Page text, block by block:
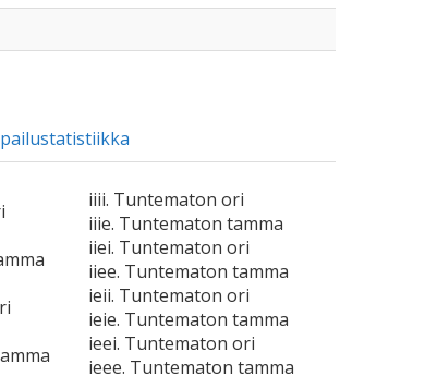
iiii. Tuntematon ori
iiie. Tuntematon tamma
iiei. Tuntematon ori
iiee. Tuntematon tamma
ieii. Tuntematon ori
ieie. Tuntematon tamma
ieei. Tuntematon ori
ieee. Tuntematon tamma